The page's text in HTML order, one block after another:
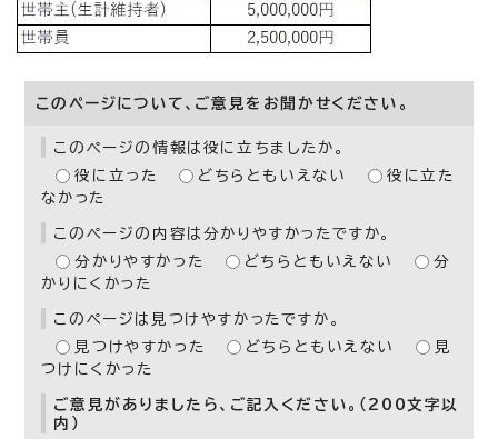
このページについて、ご意見をお聞かせください。
このページの情報は役に立ちましたか。
役に立った
どちらともいえない
役に立た
なかった
このページの内容は分かりやすかったですか。
分かりやすかった
どちらともいえない
分
かりにくかった
このページは見つけやすかったですか。
見つけやすかった
どちらともいえない
見
つけにくかった
ご意見がありましたら、ご記入ください。（200文字以
内）